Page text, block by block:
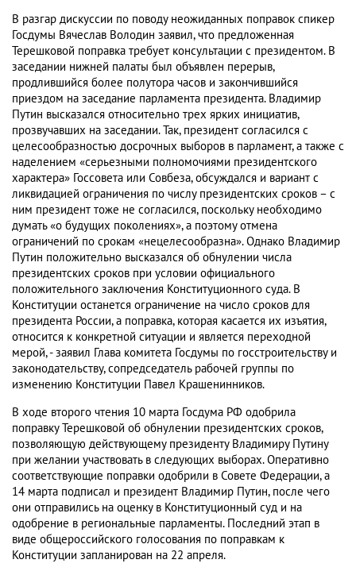
В разгар дискуссии по поводу неожиданных поправок спикер
Госдумы Вячеслав Володин заявил, что предложенная
Терешковой поправка требует консультации с президентом. В
заседании нижней палаты был объявлен перерыв,
продлившийся более полутора часов и закончившийся
приездом на заседание парламента президента. Владимир
Путин высказался относительно трех ярких инициатив,
прозвучавших на заседании. Так, президент согласился с
целесообразностью досрочных выборов в парламент, а также с
наделением «серьезными полномочиями президентского
характера» Госсовета или Совбеза, обсуждался и вариант с
ликвидацией ограничения по числу президентских сроков – с
ним президент тоже не согласился, поскольку необходимо
думать «о будущих поколениях», а поэтому отмена
ограничений по срокам «нецелесообразна». Однако Владимир
Путин положительно высказался об обнулении числа
президентских сроков при условии официального
положительного заключения Конституционного суда. В
Конституции останется ограничение на число сроков для
президента России, а поправка, которая касается их изъятия,
относится к конкретной ситуации и является переходной
мерой, - заявил Глава комитета Госдумы по госстроительству и
законодательству, сопредседатель рабочей группы по
изменению Конституции Павел Крашенинников.
В ходе второго чтения 10 марта Госдума РФ одобрила
поправку Терешковой об обнулении президентских сроков,
позволяющую действующему президенту Владимиру Путину
при желании участвовать в следующих выборах. Оперативно
соответствующие поправки одобрили в Совете Федерации, а
14 марта подписал и президент Владимир Путин, после чего
они отправились на оценку в Конституционный суд и на
одобрение в региональные парламенты. Последний этап в
виде общероссийского голосования по поправкам к
Конституции запланирован на 22 апреля.